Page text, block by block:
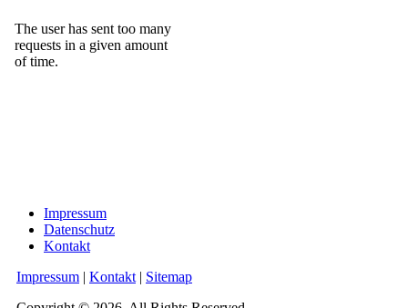
Impressum
Datenschutz
Kontakt
Impressum | Kontakt | Sitemap